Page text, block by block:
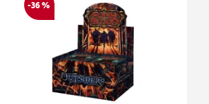
-36 %